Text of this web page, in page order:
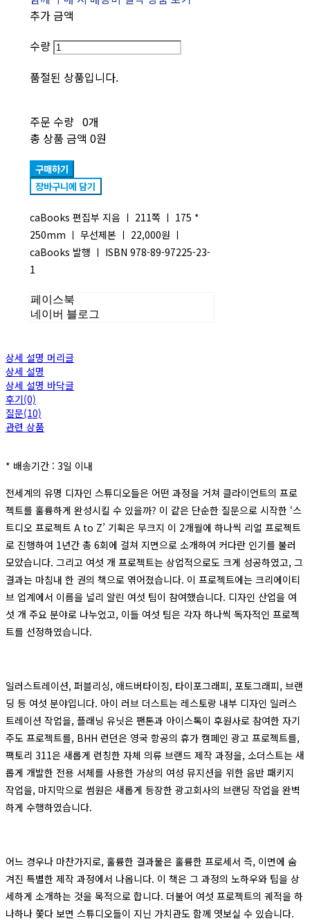
추가 금액
수량
품절된 상품입니다.
주문 수량 0개
총 상품 금액 0원
구매하기
장바구니에 담기
caBooks 편집부 지음 ㅣ 211쪽 ㅣ 175 *
250mm ㅣ 무선제본 ㅣ 22,000원 ㅣ
caBooks 발행 ㅣ ISBN 978-89-97225-23-
1
페이스북
네이버 블로그
상세 설명 머리글
상세 설명
상세 설명 바닥글
후기(0)
질문(10)
관련 상품
* 배송기간 : 3일 이내
전세계의 유명 디자인 스튜디오들은 어떤 과정을 거쳐 클라이언트의 프로
젝트를 훌륭하게 완성시킬 수 있을까? 이 같은 단순한 질문으로 시작한 ‘스
트디오 프로젝트 A to Z’ 기획은 무크지 이 2개월에 하나씩 리얼 프로젝트
로 진행하여 1년간 총 6회에 걸쳐 지면으로 소개하여 커다란 인기를 불러
모았습니다. 그리고 여섯 개 프로젝트는 상업적으로도 크게 성공하였고, 그
결과는 마침내 한 권의 책으로 엮어졌습니다. 이 프로젝트에는 크리에이티
브 업계에서 이름을 널리 알린 여섯 팀이 참여했습니다. 디자인 산업을 여
섯 개 주요 분야로 나누었고, 이들 여섯 팀은 각자 하나씩 독자적인 프로젝
트를 선정하였습니다.
일러스트레이션, 퍼블리싱, 애드버타이징, 타이포그래피, 포토그래피, 브랜
딩 등 여섯 분야입니다. 아이 러브 더스트는 레스토랑 내부 디자인 일러스
트레이션 작업을, 플래닝 유닛은 팬톤과 아이스톡이 후원사로 참여한 자기
주도 프로젝트를, BHH 런던은 영국 항공의 휴가 캠페인 광고 프로젝트를,
팩토리 311은 새롭게 런칭한 자체 의류 브랜드 제작 과정을, 소더스트는 새
롭게 개발한 전용 서체를 사용한 가상의 여성 뮤지션을 위한 음반 패키지
작업을, 마지막으로 썸원은 새롭게 등장한 광고회사의 브랜딩 작업을 완벽
하게 수행하였습니다.
어느 경우나 마찬가지로, 훌륭한 결과물은 훌륭한 프로세서 즉, 이면에 숨
겨진 특별한 제작 과정에서 나옵니다. 이 책은 그 과정의 노하우와 팁을 상
세하게 소개하는 것을 목적으로 합니다. 더불어 여섯 프로젝트의 궤적을 하
나하나 쫓다 보면 스튜디오들이 지닌 가치관도 함께 엿보실 수 있습니다.